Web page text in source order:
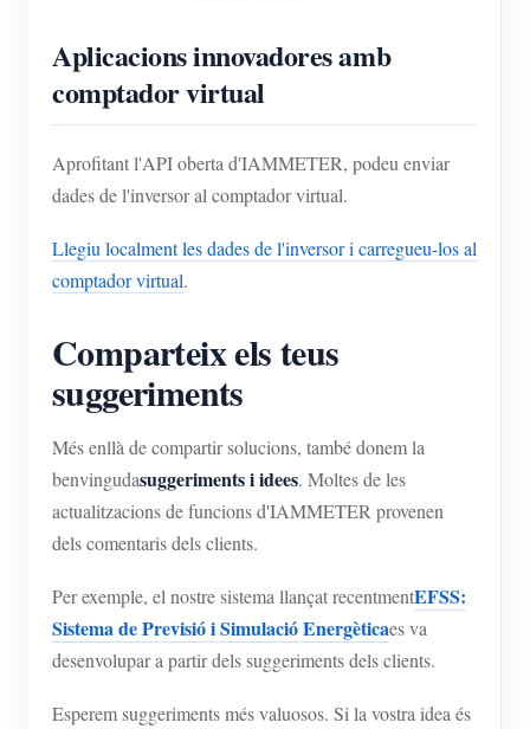
Aplicacions innovadores amb
comptador virtual
Aprofitant l'API oberta d'IAMMETER, podeu enviar
dades de l'inversor al comptador virtual.
Llegiu localment les dades de l'inversor i carregueu-los al
comptador virtual.
Comparteix els teus
suggeriments
Més enllà de compartir solucions, també donem la
benvingudasuggeriments i idees. Moltes de les
actualitzacions de funcions d'IAMMETER provenen
dels comentaris dels clients.
Per exemple, el nostre sistema llançat recentmentEFSS:
Sistema de Previsió i Simulació Energèticaes va
desenvolupar a partir dels suggeriments dels clients.
Esperem suggeriments més valuosos. Si la vostra idea és